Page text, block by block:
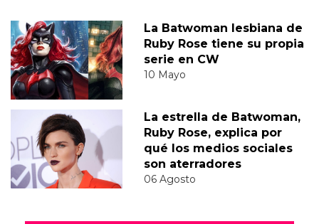
La Batwoman lesbiana de
Ruby Rose tiene su propia
serie en CW
10 Mayo
La estrella de Batwoman,
Ruby Rose, explica por
qué los medios sociales
son aterradores
06 Agosto